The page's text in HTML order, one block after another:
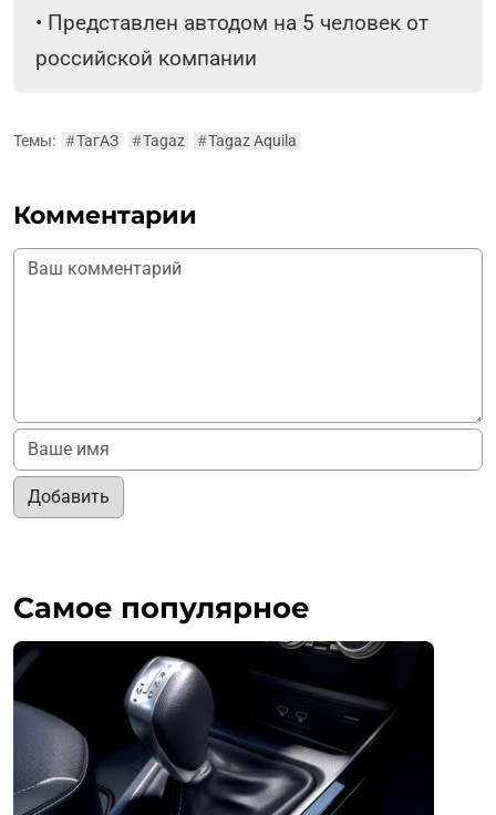
• Представлен автодом на 5 человек от
российской компании
Темы: #ТагАЗ #Tagaz #Tagaz Aquila
Комментарии
Добавить
Самое популярное